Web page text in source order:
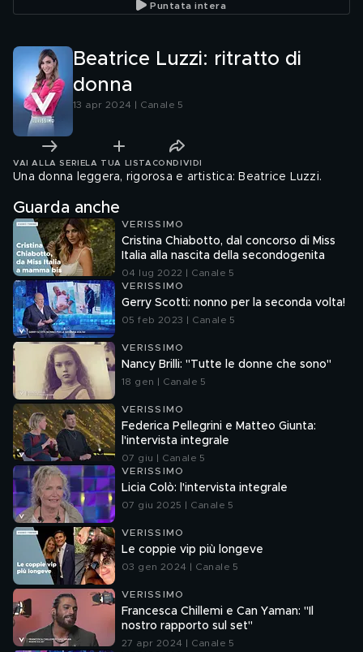
Uomini e Donne"
Puntata intera
Beatrice Luzzi: ritratto di
donna
13 apr 2024 | Canale 5
VAI ALLA SERIE LA TUA LISTA CONDIVIDI
Una donna leggera, rigorosa e artistica: Beatrice Luzzi.
Guarda anche
VERISSIMO
Cristina Chiabotto, dal concorso di Miss
Italia alla nascita della secondogenita
04 lug 2022 | Canale 5
VERISSIMO
Gerry Scotti: nonno per la seconda volta!
05 feb 2023 | Canale 5
VERISSIMO
Nancy Brilli: "Tutte le donne che sono"
18 gen | Canale 5
VERISSIMO
Federica Pellegrini e Matteo Giunta:
l'intervista integrale
07 giu | Canale 5
VERISSIMO
Licia Colò: l'intervista integrale
07 giu 2025 | Canale 5
VERISSIMO
Le coppie vip più longeve
03 gen 2024 | Canale 5
VERISSIMO
Francesca Chillemi e Can Yaman: "Il
nostro rapporto sul set"
27 apr 2024 | Canale 5